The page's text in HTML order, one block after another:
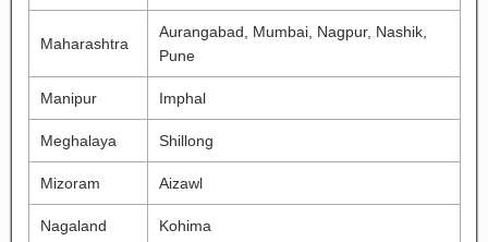
Maharashtra
Aurangabad, Mumbai, Nagpur, Nashik,
Pune
Manipur Imphal
Meghalaya Shillong
Mizoram Aizawl
Nagaland Kohima